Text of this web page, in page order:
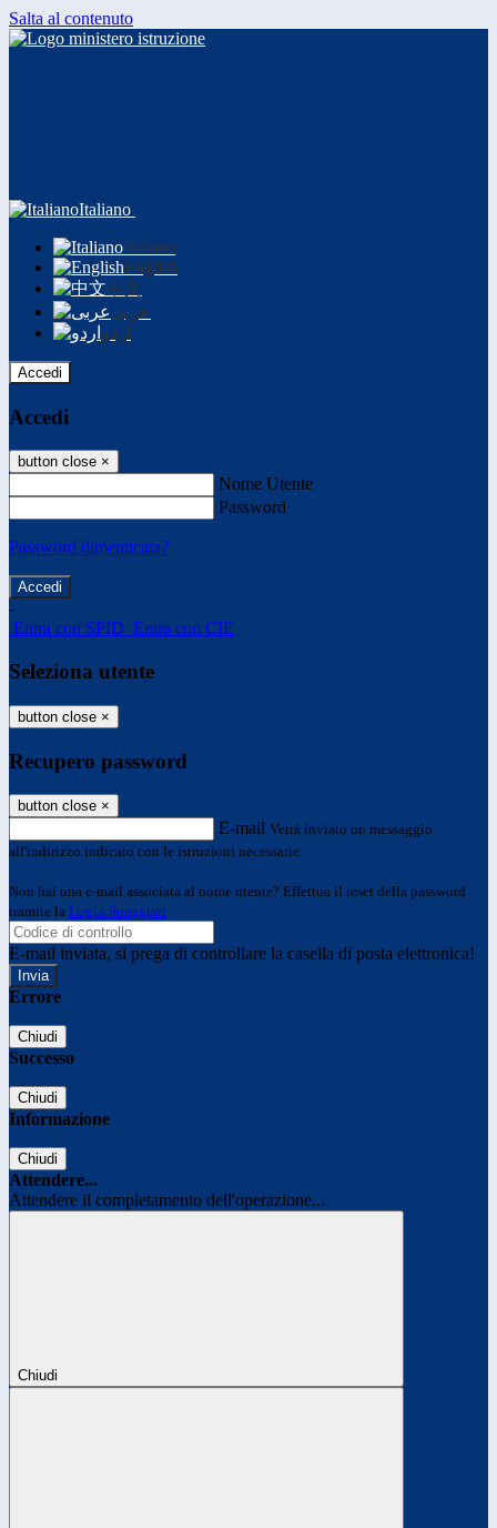
Salta al contenuto
Italiano
Italiano
English
中文
عربى
اردو
Accedi
Accedi
button close ×
Nome Utente
Password
Password dimenticata?
-
Entra con SPID Entra con CIE
Seleziona utente
button close ×
Recupero password
button close ×
E-mail Verrà inviato un messaggio
all'indirizzo indicato con le istruzioni necessarie.
Non hai una e-mail associata al nome utente? Effettua il reset della password
tramite la Login Spaggiari
E-mail inviata, si prega di controllare la casella di posta elettronica!
Errore
Chiudi
Successo
Chiudi
Informazione
Chiudi
Attendere...
Attendere il completamento dell'operazione...
Chiudi